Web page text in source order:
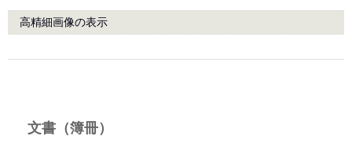
高精細画像の表示
文書（簿冊）